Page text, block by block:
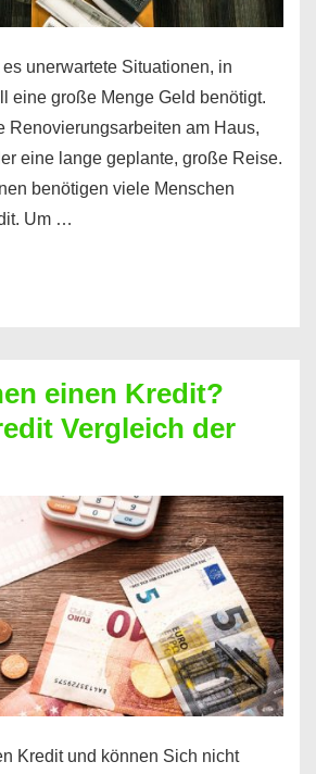
es unerwartete Situationen, in
eine große Menge Geld benötigt.
Renovierungsarbeiten am Haus,
eine lange geplante, große Reise.
benötigen viele Menschen
Um …
einen Kredit?
Vergleich der
Kredit und können Sich nicht